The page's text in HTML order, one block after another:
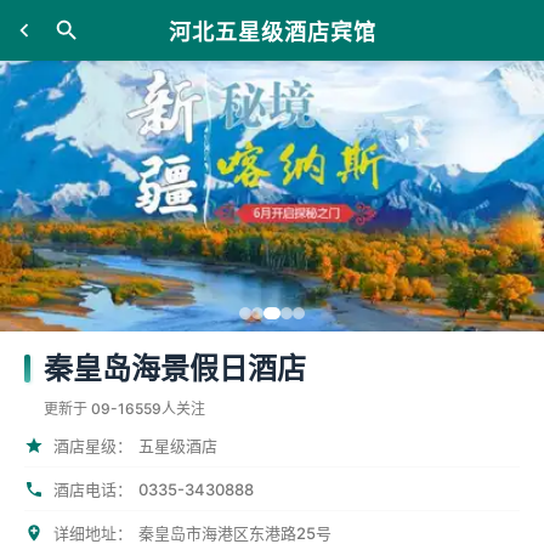
河北五星级酒店宾馆
秦皇岛海景假日酒店
更新于 09-16559人关注
酒店星级： 五星级酒店
酒店电话： 0335-3430888
详细地址： 秦皇岛市海港区东港路25号